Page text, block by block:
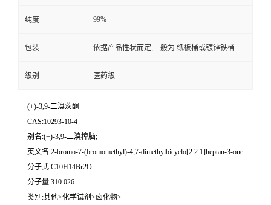
纯度 99%
包装 依据产品性状而定,一般为:纸板桶或镀锌铁桶
级别 医药级
(+)-3,9-二溴茨酮
CAS:10293-10-4
别名:(+)-3,9-二溴樟脑;
英文名:2-bromo-7-(bromomethyl)-4,7-dimethylbicyclo[2.2.1]heptan-3-one
分子式:C10H14Br2O
分子量:310.026
类别:其他>化学试剂>卤化物>